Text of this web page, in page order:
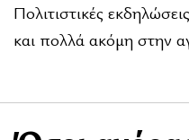
Πολιτιστικές
και πολλά ακόμη στην